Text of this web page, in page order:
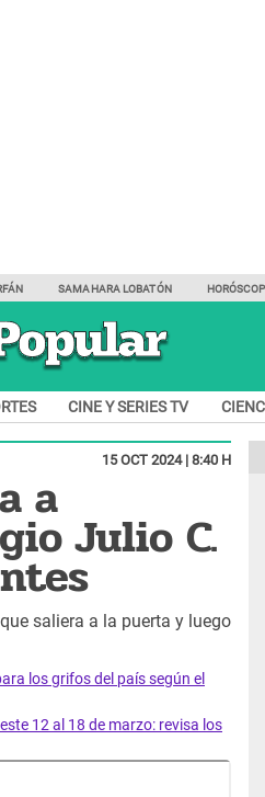
SAMAHARA LOBATÓN
CINE Y SERIES TV
15 OCT 2024 | 8:40 H
a
Julio C.
saliera a la puerta y luego
los grifos del país según el
12 al 18 de marzo: revisa los